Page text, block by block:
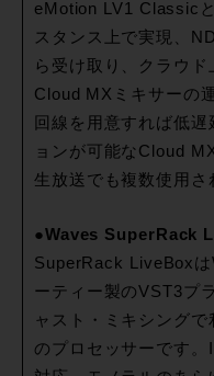
eMotion LV1 Classic
スタンス上で実現、
ら受け取り、クラウ
Cloud MXミキサーの
回線を用意すれば低
ョンが可能なCloud
生放送でも複数使用さ
●Waves SuperRack
SuperRack LiveBox
ーティー製のVST3プ
ャスト・ミキシング
のプロセッサーです